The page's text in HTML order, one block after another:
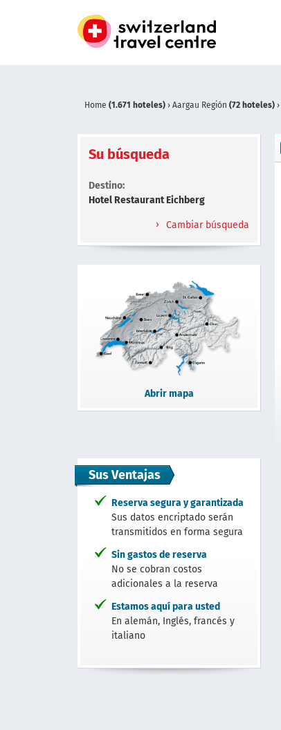
Home (1.671 hoteles) › Aargau Región (72 hoteles) ›
Su búsqueda
Destino:
Hotel Restaurant Eichberg
Cambiar búsqueda
Abrir mapa
Sus Ventajas
Reserva segura y garantizada
Sus datos encriptado serán
transmitidos en forma segura
Sin gastos de reserva
No se cobran costos
adicionales a la reserva
Estamos aquí para usted
En alemán, Inglés, francés y
italiano